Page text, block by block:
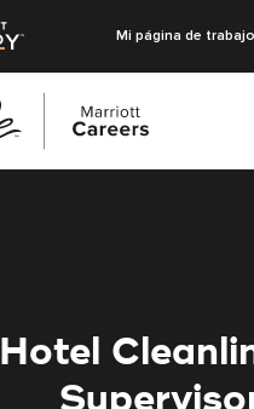
Mi página de trabajo
Hotel